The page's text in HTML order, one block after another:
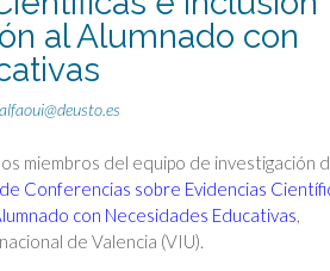
al Alumnado con
miembros del equipo de investigación
Conferencias sobre Evidencias
con Necesidades Educativas
de Valencia (VIU).